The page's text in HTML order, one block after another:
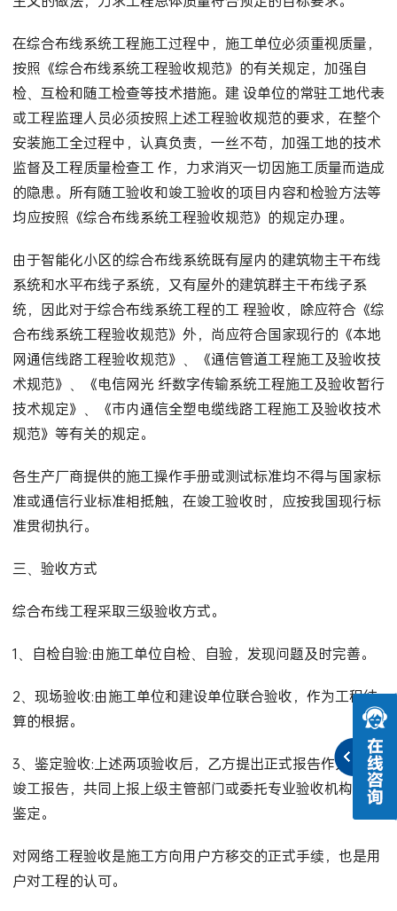
在综合布线系统工程施工过程中，施工单位必须重视质量，
按照《综合布线系统工程验收规范》的有关规定，加强自
检、互检和随工检查等技术措施。建 设单位的常驻工地代表
或工程监理人员必须按照上述工程验收规范的要求，在整个
安装施工全过程中，认真负责，一丝不苟，加强工地的技术
监督及工程质量检查工 作，力求消灭一切因施工质量而造成
的隐患。所有随工验收和竣工验收的项目内容和检验方法等
均应按照《综合布线系统工程验收规范》的规定办理。
由于智能化小区的综合布线系统既有屋内的建筑物主干布线
系统和水平布线子系统，又有屋外的建筑群主干布线子系
统，因此对于综合布线系统工程的工 程验收，除应符合《综
合布线系统工程验收规范》外，尚应符合国家现行的《本地
网通信线路工程验收规范》、《通信管道工程施工及验收技
术规范》、《电信网光 纤数字传输系统工程施工及验收暂行
技术规定》、《市内通信全塑电缆线路工程施工及验收技术
规范》等有关的规定。
各生产厂商提供的施工操作手册或测试标准均不得与国家标
准或通信行业标准相抵触，在竣工验收时，应按我国现行标
准贯彻执行。
三、验收方式
综合布线工程采取三级验收方式。
1、自检自验:由施工单位自检、自验，发现问题及时完善。
2、现场验收:由施工单位和建设单位联合验收，作为工程结
算的根据。
3、鉴定验收:上述两项验收后，乙方提出正式报告作为正式
竣工报告，共同上报上级主管部门或委托专业验收机构进行
鉴定。
对网络工程验收是施工方向用户方移交的正式手续，也是用
户对工程的认可。